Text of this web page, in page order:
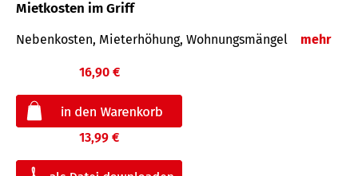
Mietkosten im Griff
Nebenkosten, Mieterhöhung, Wohnungsmängel mehr
16,90 €
13,99 €